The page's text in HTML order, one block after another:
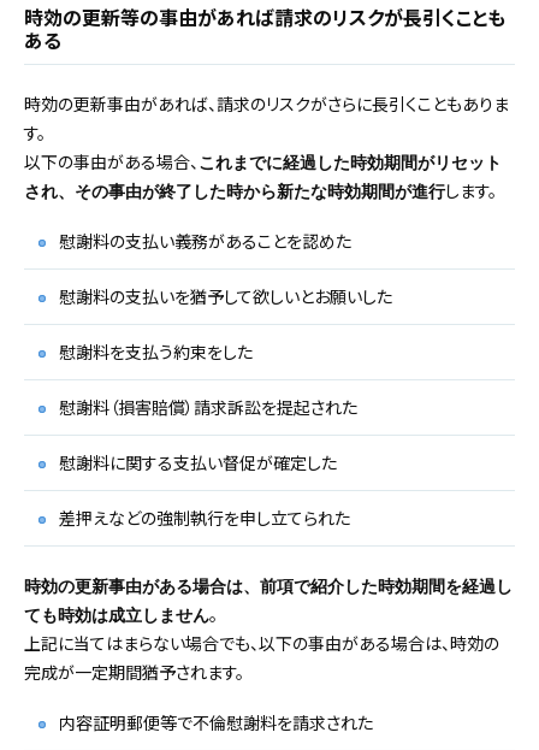
時効の更新等の事由があれば請求のリスクが長引くことも
ある
時効の更新事由があれば、請求のリスクがさらに長引くこともありま
す。
以下の事由がある場合、 これまでに経過した時効期間がリセット
され、その事由が終了した時から新たな時効期間が進行します。
慰謝料の支払い義務があることを認めた
慰謝料の支払いを猶予して欲しいとお願いした
慰謝料を支払う約束をした
慰謝料（損害賠償）請求訴訟を提起された
慰謝料に関する支払い督促が確定した
差押えなどの強制執行を申し立てられた
時効の更新事由がある場合は、前項で紹介した時効期間を経過し
ても時効は成立しません。
上記に当てはまらない場合でも、以下の事由がある場合は、時効の
完成が一定期間猶予されます。
内容証明郵便等で不倫慰謝料を請求された